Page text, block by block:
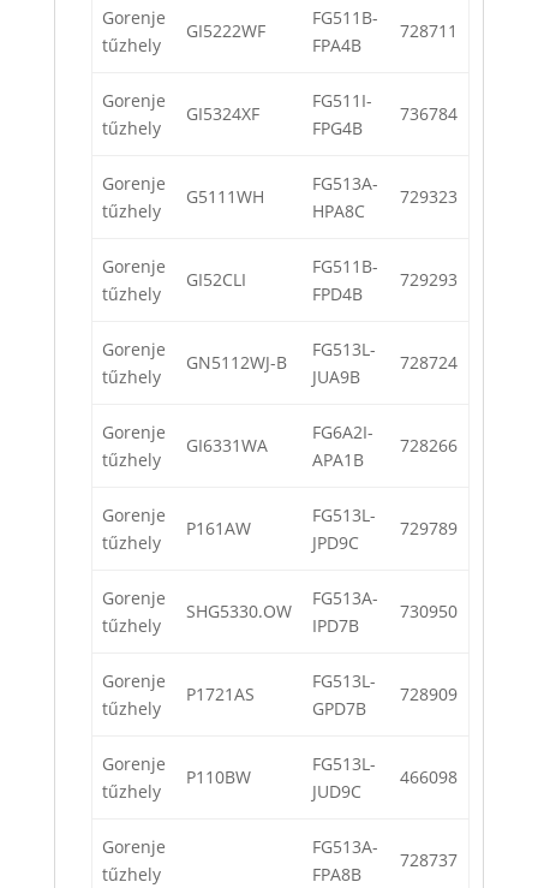
Gorenje
tűzhely
GI5222WF
FG511B-
FPA4B
728711
Gorenje
tűzhely
GI5324XF
FG511I-
FPG4B
736784
Gorenje
tűzhely
G5111WH
FG513A-
HPA8C
729323
Gorenje
tűzhely
GI52CLI
FG511B-
FPD4B
729293
Gorenje
tűzhely
GN5112WJ-B
FG513L-
JUA9B
728724
Gorenje
tűzhely
GI6331WA
FG6A2I-
APA1B
728266
Gorenje
tűzhely
P161AW
FG513L-
JPD9C
729789
Gorenje
tűzhely
SHG5330.OW
FG513A-
IPD7B
730950
Gorenje
tűzhely
P1721AS
FG513L-
GPD7B
728909
Gorenje
tűzhely
P110BW
FG513L-
JUD9C
466098
Gorenje
tűzhely
FG513A-
FPA8B
728737